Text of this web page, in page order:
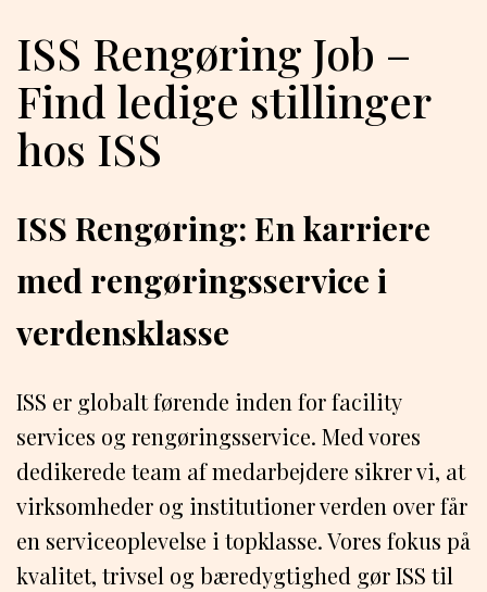
ISS Rengøring Job –
Find ledige stillinger
hos ISS
ISS Rengøring: En karriere
med rengøringsservice i
verdensklasse
ISS er globalt førende inden for facility
services og rengøringsservice. Med vores
dedikerede team af medarbejdere sikrer vi, at
virksomheder og institutioner verden over får
en serviceoplevelse i topklasse. Vores fokus på
kvalitet, trivsel og bæredygtighed gør ISS til